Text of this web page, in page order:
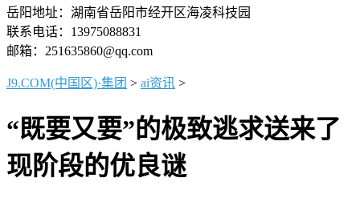
岳阳地址：湖南省岳阳市经开区海凌科技园
联系电话：13975088831
邮箱：251635860@qq.com
J9.COM(中国区)·集团 > ai资讯 >
“既要又要”的极致逃求送来了
现阶段的优良谜